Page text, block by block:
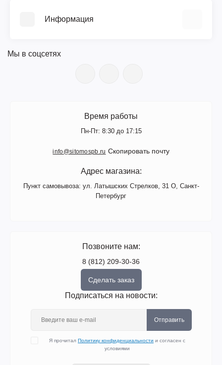
Библиотека ГОСТ
Гарантия
Информация
Документы
Поступление товара
Мы в соцсетях
Время работы
Пн-Пт: 8:30 до 17:15
info@sitomospb.ru Скопировать почту
Адрес магазина:
Пункт самовывоза: ул. Латышских Стрелков, 31 О, Санкт-
Петербург
Позвоните нам:
8 (812) 209-30-36
Сделать заказ
Подписаться на новости:
Отправить
Я прочитал Политику конфиденциальности и согласен с
условиями